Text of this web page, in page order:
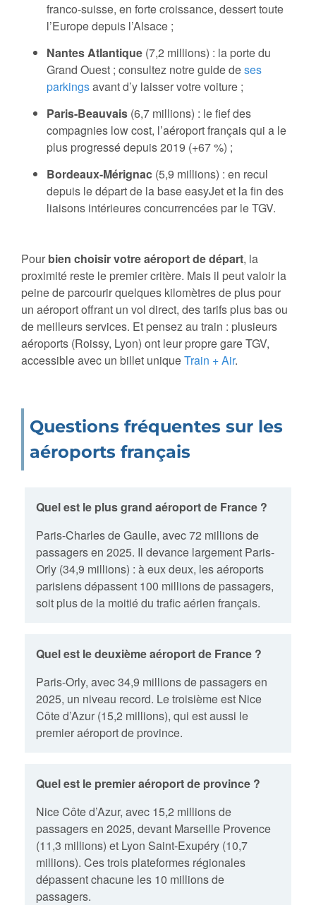
franco-suisse, en forte croissance, dessert toute
l’Europe depuis l’Alsace ;
Nantes Atlantique (7,2 millions) : la porte du
Grand Ouest ; consultez notre guide deses
parkingsavant d’y laisser votre voiture ;
Paris-Beauvais (6,7 millions) : le fief des
compagnies low cost, l’aéroport français qui a le
plus progressé depuis 2019 (+67 %) ;
Bordeaux-Mérignac (5,9 millions) : en recul
depuis le départ de la base easyJet et la fin des
liaisons intérieures concurrencées par le TGV.
Pour bien choisir votre aéroport de départ, la
proximité reste le premier critère. Mais il peut valoir la
peine de parcourir quelques kilomètres de plus pour
un aéroport offrant un vol direct, des tarifs plus bas ou
de meilleurs services. Et pensez au train : plusieurs
aéroports (Roissy, Lyon) ont leur propre gare TGV,
accessible avec un billet uniqueTrain + Air.
Questions fréquentes sur les
aéroports français
Quel est le plus grand aéroport de France ?
Paris-Charles de Gaulle, avec 72 millions de
passagers en 2025. Il devance largement Paris-
Orly (34,9 millions) : à eux deux, les aéroports
parisiens dépassent 100 millions de passagers,
soit plus de la moitié du trafic aérien français.
Quel est le deuxième aéroport de France ?
Paris-Orly, avec 34,9 millions de passagers en
2025, un niveau record. Le troisième est Nice
Côte d’Azur (15,2 millions), qui est aussi le
premier aéroport de province.
Quel est le premier aéroport de province ?
Nice Côte d’Azur, avec 15,2 millions de
passagers en 2025, devant Marseille Provence
(11,3 millions) et Lyon Saint-Exupéry (10,7
millions). Ces trois plateformes régionales
dépassent chacune les 10 millions de
passagers.